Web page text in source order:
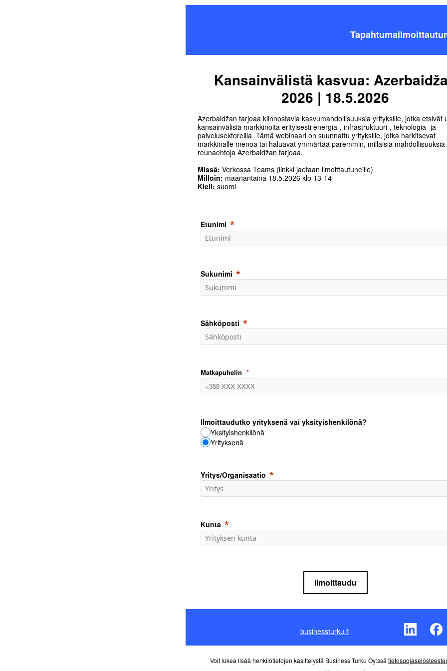
Kansainvälistä kasvua:
2026 | 18.5.2026
Azerbaidžan tarjoaa kiinnostavia kasvumahdollisuuksia yrityksille, jotka etsivät
kansainvälisiä markkinoita erityisesti energia-, infrastruktuuri-, teknologia- ja
palvelusektoreilla. Tämä webinaari on suunnattu yrityksille, jotka harkitsevat
markkinalle menoa tai haluavat ymmärtää paremmin, millaisia mahdollisuuksia
reunaehtoja Azerbaidžan tarjoaa.
Missä: Verkossa Teams (linkki jaetaan ilmoittautuneille)
Milloin: maanantaina 18.5.2026 klo 13-14
Kieli: suomi
Etunimi
Sukunimi
Sähköposti
Matkapuhelin
Ilmoittaudutko yrityksenä vai yksityishenkilönä?
Yksityishenkilönä
Yrityksenä
Yritys/Organisaatio
Kunta
Ilmoittaudu
businessturku.fi
Voit lukea lisää henkilötietojen käsittelystä Business Turku Oy:ssä